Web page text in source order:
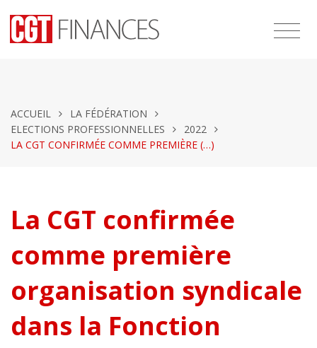
ACCUEIL
LA FÉDÉRATION
ELECTIONS PROFESSIONNELLES
2022
LA CGT CONFIRMÉE COMME PREMIÈRE (…)
La CGT confirmée
comme première
organisation syndicale
dans la Fonction